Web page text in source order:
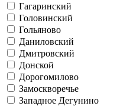
Гагаринский
Головинский
Гольяново
Даниловский
Дмитровский
Донской
Дорогомилово
Замоскворечье
Западное Дегунино